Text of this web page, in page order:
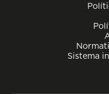
Sistema